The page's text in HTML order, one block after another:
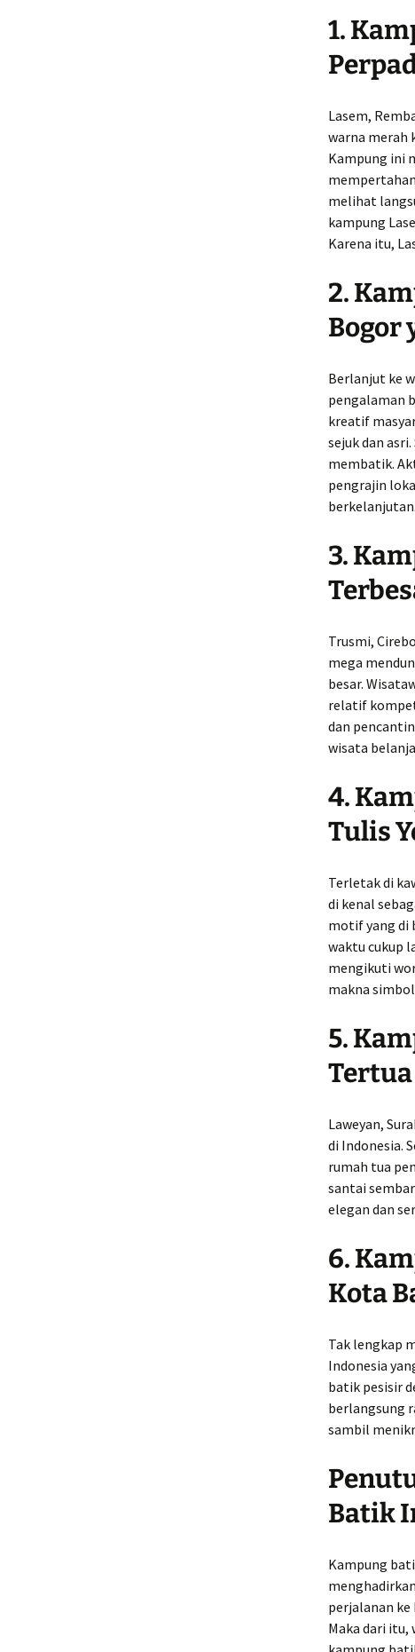
1.
Lasem,
warna merah
Kampung ini
melihat
kampung
Karena itu,
2.
Bogor
Berlanjut ke
pengalaman
kreatif
sejuk dan
membatik.
pengrajin
berkelanjutan.
3.
Trusmi,
mega
besar.
relatif
dan
wisata
4.
Tulis
Terletak di
di kenal
motif yang di
waktu cukup
mengikuti
makna
5.
Laweyan,
di Indonesia.
rumah tua
santai
elegan dan
6.
Kota
Tak lengkap
Indonesia
batik pesisir
berlangsung
sambil
Batik
Kampung
perjalanan
Maka dari itu,